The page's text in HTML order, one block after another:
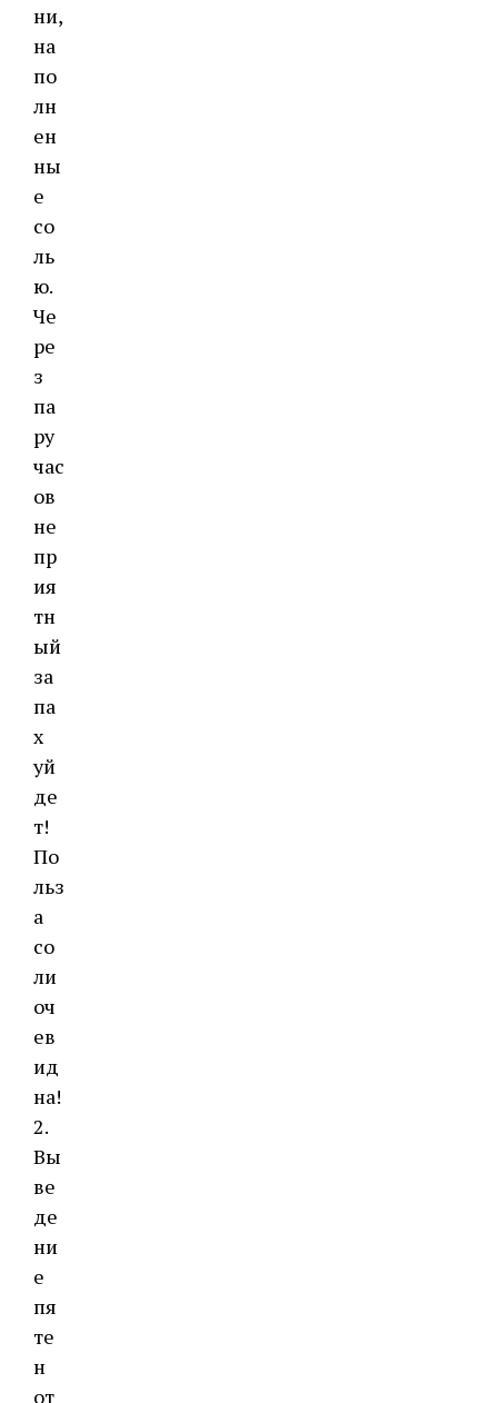
ни,
на
по
лн
ен
ны
е
со
ль
ю.
Че
ре
з
па
ру
час
ов
не
пр
ия
тн
ый
за
па
х
уй
де
т!
По
льз
а
со
ли
оч
ев
ид
на!
2.
Вы
ве
де
ни
е
пя
те
н
от